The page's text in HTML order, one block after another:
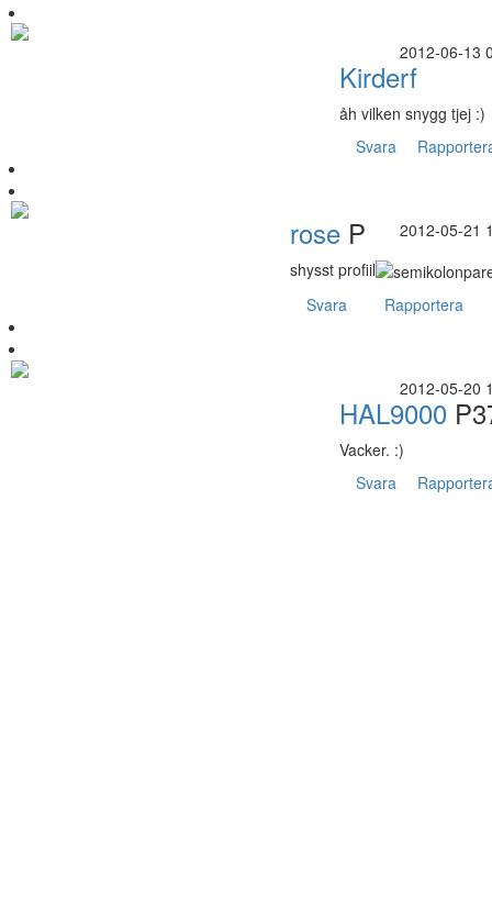
2012-06-13
Kirderf
åh vilken snygg tjej :)
Svara
2012-05-21
rose P
shysst profiil
Svara
Rapportera
2012-05-20
HAL9000
Vacker. :)
Svara